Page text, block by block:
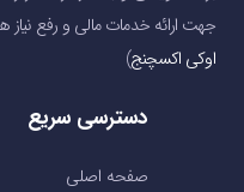
جهت ارائه خدمات مالی و رفع نیاز
اوکی اکسچنج)
دسترسی سریع
صفحه اصلی